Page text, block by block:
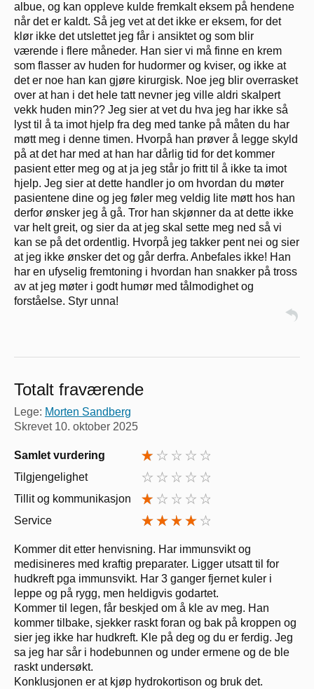
albue, og kan oppleve kulde fremkalt eksem på hendene
når det er kaldt. Så jeg vet at det ikke er eksem, for det
klør ikke det utslettet jeg får i ansiktet og som blir
værende i flere måneder. Han sier vi må finne en krem
som flasser av huden for hudormer og kviser, og ikke at
det er noe han kan gjøre kirurgisk. Noe jeg blir overrasket
over at han i det hele tatt nevner jeg ville aldri skalpert
vekk huden min?? Jeg sier at vet du hva jeg har ikke så
lyst til å ta imot hjelp fra deg med tanke på måten du har
møtt meg i denne timen. Hvorpå han prøver å legge skyld
på at det har med at han har dårlig tid for det kommer
pasient etter meg og at ja jeg står jo fritt til å ikke ta imot
hjelp. Jeg sier at dette handler jo om hvordan du møter
pasientene dine og jeg føler meg veldig lite møtt hos han
derfor ønsker jeg å gå. Tror han skjønner da at dette ikke
var helt greit, og sier da at jeg skal sette meg ned så vi
kan se på det ordentlig. Hvorpå jeg takker pent nei og sier
at jeg ikke ønsker det og går derfra. Anbefales ikke! Han
har en ufyselig fremtoning i hvordan han snakker på tross
av at jeg møter i godt humør med tålmodighet og
forståelse. Styr unna!
Totalt fraværende
Lege: Morten Sandberg
Skrevet 10. oktober 2025
Samlet vurdering
Tilgjengelighet
Tillit og kommunikasjon
Service
Kommer dit etter henvisning. Har immunsvikt og
medisineres med kraftig preparater. Ligger utsatt til for
hudkreft pga immunsvikt. Har 3 ganger fjernet kuler i
leppe og på rygg, men heldigvis godartet.
Kommer til legen, får beskjed om å kle av meg. Han
kommer tilbake, sjekker raskt foran og bak på kroppen og
sier jeg ikke har hudkreft. Kle på deg og du er ferdig. Jeg
sa jeg har sår i hodebunnen og under ermene og de ble
raskt undersøkt.
Konklusjonen er at kjøp hydrokortison og bruk det.